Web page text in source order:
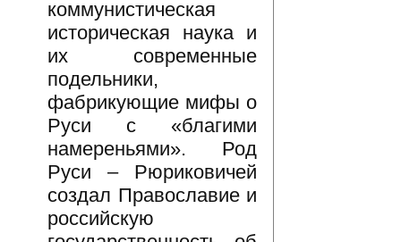
коммунистическая
историческая наука и
их современные
подельники,
фабрикующие мифы о
Руси с «благими
намереньями». Род
Руси – Рюриковичей
создал Православие и
российскую